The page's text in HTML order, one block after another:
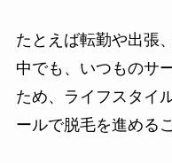
たとえば転勤や出張
中でも、いつものサ
ため、ライフスタイ
ールで脱毛を進める